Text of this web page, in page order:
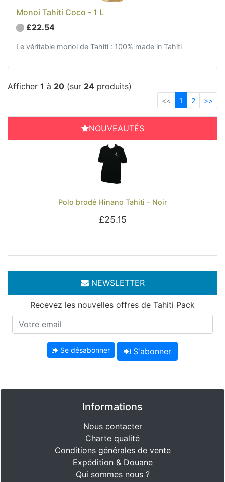
Monoi Tahiti Coco - 1 L
£22.54
Le véritable monoi de Tahiti : 100% made in Tahiti
Afficher 1 à 20 (sur 24 produits)
<< 1 2 >>
NOUVEAUTÉS
Polo brodé Hinano Tahiti - Noir
£25.15
Previous
NEWSLETTER
Recevez les nouvelles offres de Tahiti Pack
Se désabonner S'abonner
Informations
Nous contacter
Charte qualité
Conditions générales de vente
Expédition & Douane
Qui sommes nous ?